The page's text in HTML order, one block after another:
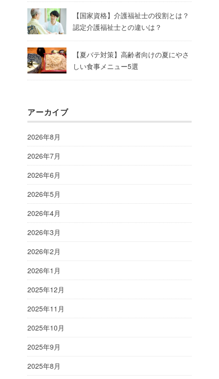
【国家資格】介護福祉士の役割とは？
認定介護福祉士との違いは？
【夏バテ対策】高齢者向けの夏にやさ
しい食事メニュー5選
アーカイブ
2026年8月
2026年7月
2026年6月
2026年5月
2026年4月
2026年3月
2026年2月
2026年1月
2025年12月
2025年11月
2025年10月
2025年9月
2025年8月